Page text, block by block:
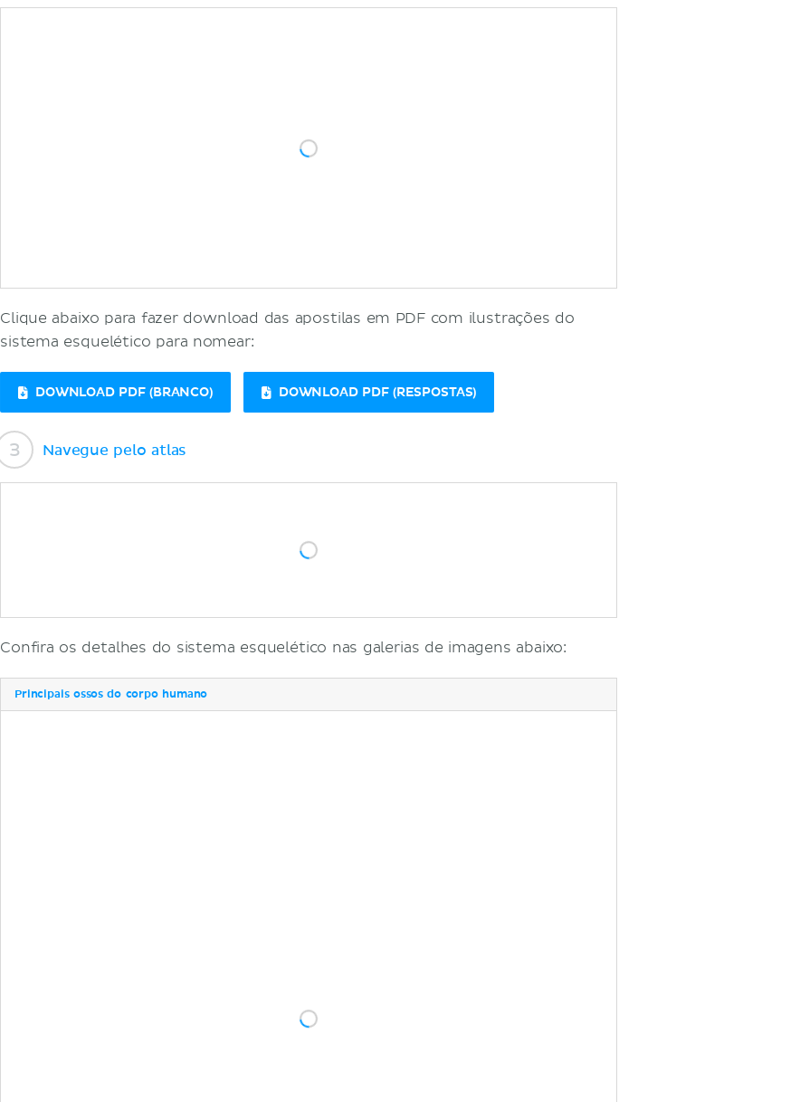
Clique abaixo para fazer download das apostilas em PDF com ilustrações do
sistema esquelético para nomear:
DOWNLOAD PDF (BRANCO) DOWNLOAD PDF (RESPOSTAS)
Navegue pelo atlas
Confira os detalhes do sistema esquelético nas galerias de imagens abaixo:
Principais ossos do corpo humano